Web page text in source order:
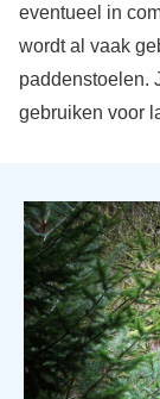
eventueel in
wordt al vaak
paddenstoelen.
gebruiken voor